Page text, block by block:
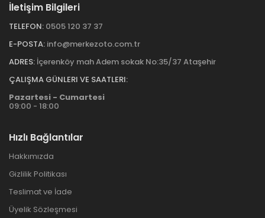
İletişim Bilgileri
TELEFON: 0505 120 37 37
E-POSTA: info@merkezoto.com.tr
ADRES: İçerenköy mah Adem sokak No:35/37 Ataşehir
ÇALIŞMA GÜNLERI VE SAATLERI:
Pazartesi - Cumartesi
09:00 - 18:00
Hızlı Bağlantılar
Hakkımızda
Gizlilik Politikası
Teslimat ve İade
Üyelik Sözleşmesi